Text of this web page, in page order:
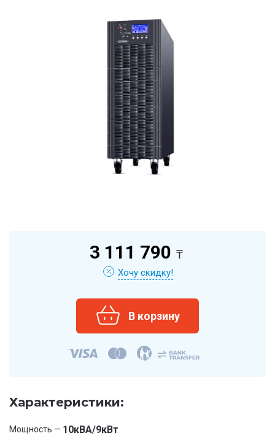
3 111 790 ₸
Хочу скидку!
Характеристики:
Мощность — 10кВА/9кВт